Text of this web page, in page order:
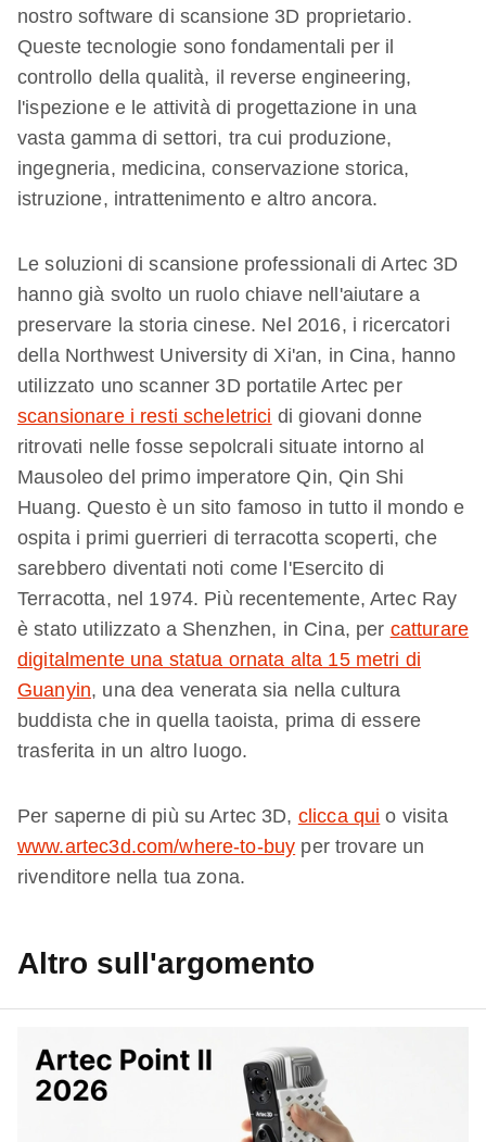
nostro software di scansione 3D proprietario.
Queste tecnologie sono fondamentali per il
controllo della qualità, il reverse engineering,
l'ispezione e le attività di progettazione in una
vasta gamma di settori, tra cui produzione,
ingegneria, medicina, conservazione storica,
istruzione, intrattenimento e altro ancora.
Le soluzioni di scansione professionali di Artec 3D
hanno già svolto un ruolo chiave nell'aiutare a
preservare la storia cinese. Nel 2016, i ricercatori
della Northwest University di Xi'an, in Cina, hanno
utilizzato uno scanner 3D portatile Artec per
scansionare i resti scheletrici di giovani donne
ritrovati nelle fosse sepolcrali situate intorno al
Mausoleo del primo imperatore Qin, Qin Shi
Huang. Questo è un sito famoso in tutto il mondo e
ospita i primi guerrieri di terracotta scoperti, che
sarebbero diventati noti come l'Esercito di
Terracotta, nel 1974. Più recentemente, Artec Ray
è stato utilizzato a Shenzhen, in Cina, per catturare
digitalmente una statua ornata alta 15 metri di
Guanyin, una dea venerata sia nella cultura
buddista che in quella taoista, prima di essere
trasferita in un altro luogo.
Per saperne di più su Artec 3D, clicca qui o visita
www.artec3d.com/where-to-buy per trovare un
rivenditore nella tua zona.
Altro sull'argomento